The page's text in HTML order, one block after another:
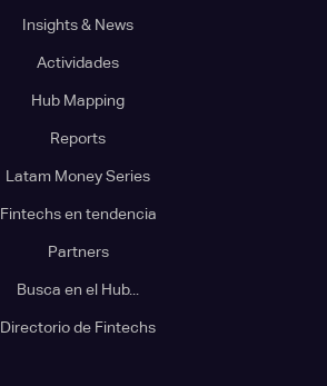
Insights & News
Actividades
Hub Mapping
Reports
Latam Money Series
Fintechs en tendencia
Partners
Busca en el Hub...
Directorio de Fintechs